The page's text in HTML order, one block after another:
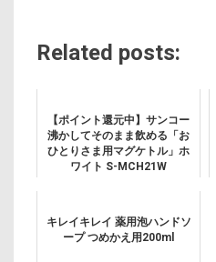
Related posts:
【ポイント還元中】サンコー
沸かしてそのまま飲める「お
ひとりさま用マグケトル」ホ
ワイト S-MCH21W
キレイキレイ 薬用泡ハンドソ
ープ つめかえ用200ml